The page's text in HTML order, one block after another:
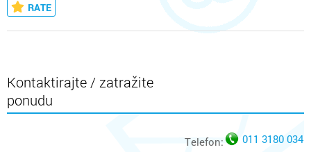
RATE
Kontaktirajte / zatražite
ponudu
Telefon: 011 3180 034